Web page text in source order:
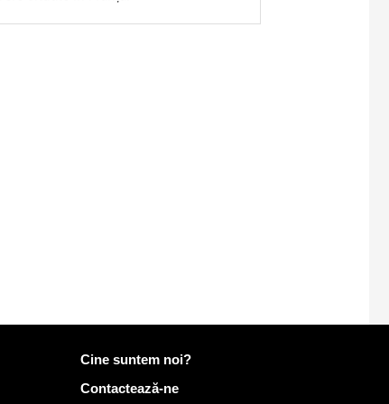
Mai multe informații despre Mailo
Cine suntem noi?
Contactează-ne